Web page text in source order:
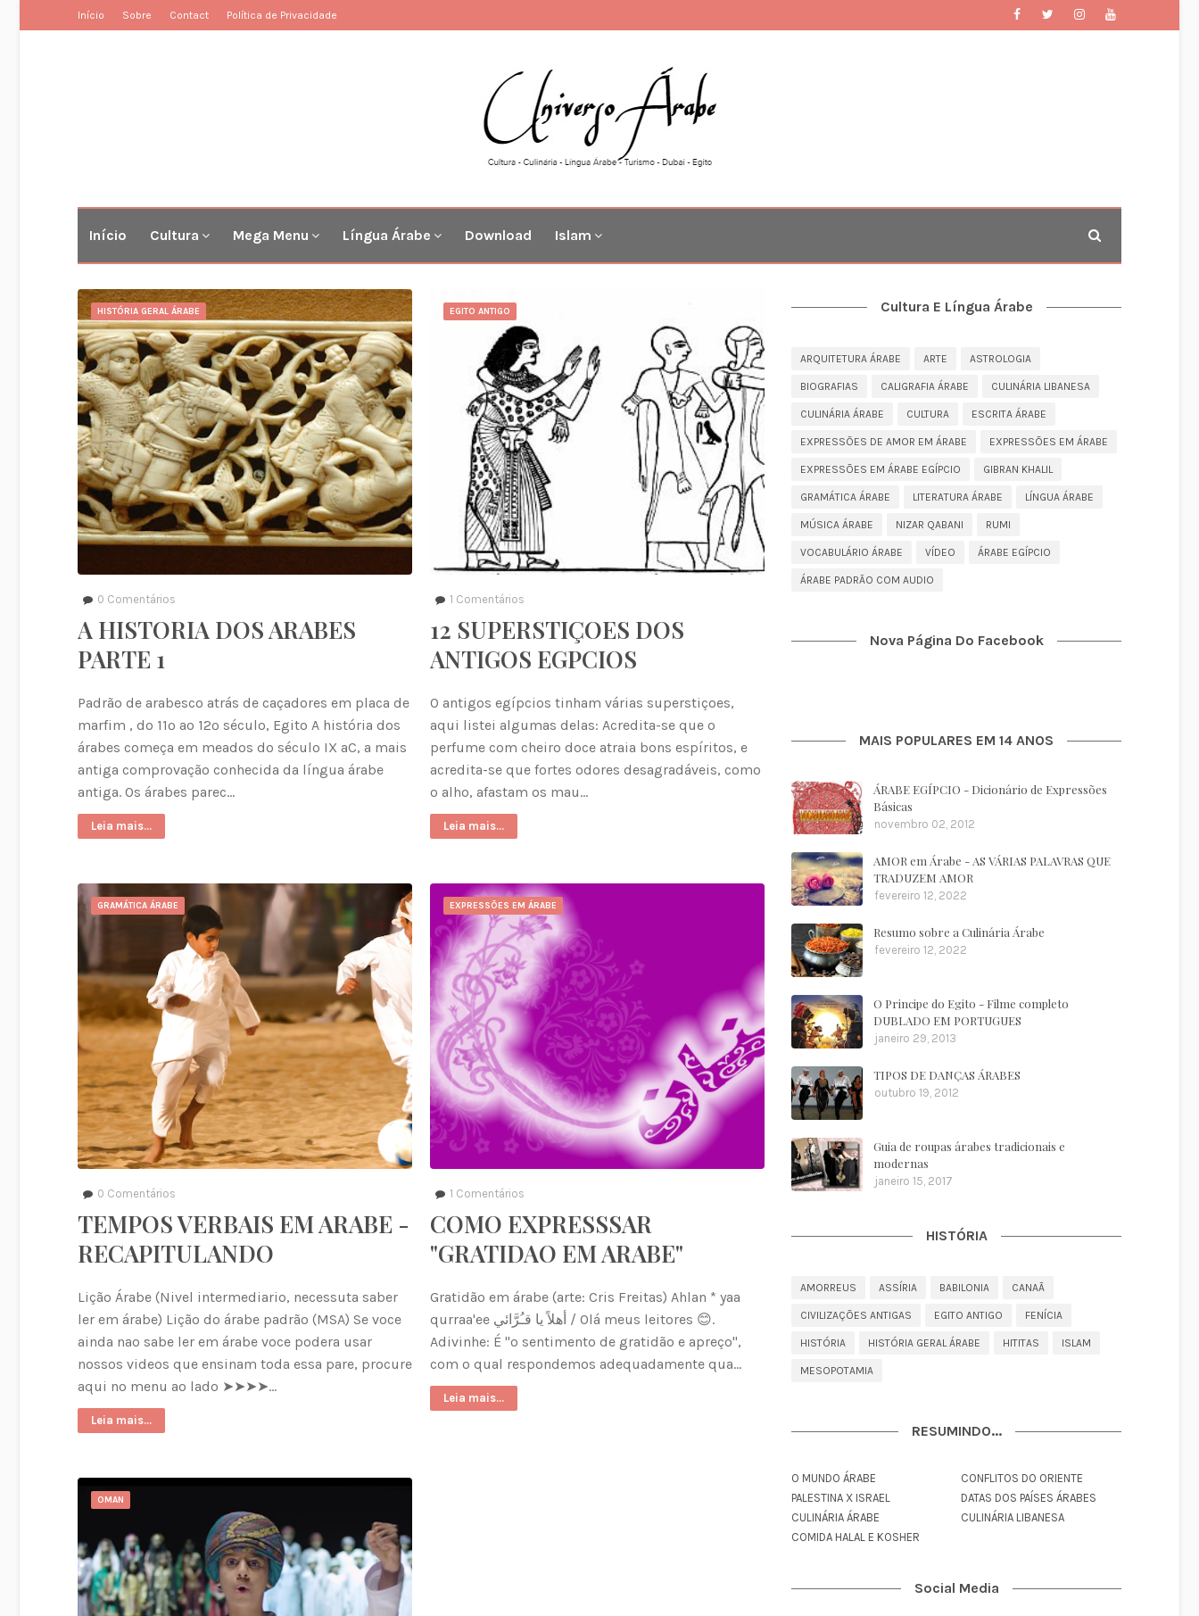
Início Sobre Contact Política de Privacidade
Início Cultura Mega Menu Língua Árabe Download Islam
HISTÓRIA GERAL ÁRABE
0 Comentários
A HISTORIA DOS ARABES
PARTE 1
Padrão de arabesco atrás de caçadores em placa de
marfim , do 11º ao 12º século, Egito A história dos
árabes começa em meados do século IX aC, a mais
antiga comprovação conhecida da língua árabe
antiga. Os árabes parec…
Leia mais...
EGITO ANTIGO
1 Comentários
12 SUPERSTIÇOES DOS
ANTIGOS EGPCIOS
O antigos egípcios tinham várias superstiçoes,
aqui listei algumas delas: Acredita-se que o
perfume com cheiro doce atraia bons espíritos, e
acredita-se que fortes odores desagradáveis, como
o alho, afastam os mau…
Leia mais...
GRAMÁTICA ÁRABE
0 Comentários
TEMPOS VERBAIS EM ARABE -
RECAPITULANDO
Lição Árabe (Nivel intermediario, necessuta saber
ler em árabe) Lição do árabe padrão (MSA) Se voce
ainda nao sabe ler em árabe voce podera usar
nossos videos que ensinam toda essa pare, procure
aqui no menu ao lado ➤➤➤➤…
Leia mais...
EXPRESSÕES EM ÁRABE
1 Comentários
COMO EXPRESSSAR
"GRATIDAO EM ARABE"
Gratidão em árabe (arte: Cris Freitas) Ahlan * yaa
qurraa'ee أهلاً يا قـُرَّائي / Olá meus leitores 😊.
Adivinhe: É "o sentimento de gratidão e apreço",
com o qual respondemos adequadamente qua…
Leia mais...
OMAN
Cultura E Língua Árabe
ARQUITETURA ÁRABE ARTE ASTROLOGIA
BIOGRAFIAS CALIGRAFIA ÁRABE CULINÁRIA LIBANESA
CULINÁRIA ÁRABE CULTURA ESCRITA ÁRABE
EXPRESSÕES DE AMOR EM ÁRABE EXPRESSÕES EM ÁRABE
EXPRESSÕES EM ÁRABE EGÍPCIO GIBRAN KHALIL
GRAMÁTICA ÁRABE LITERATURA ÁRABE LÍNGUA ÁRABE
MÚSICA ÁRABE NIZAR QABANI RUMI
VOCABULÁRIO ÁRABE VÍDEO ÁRABE EGÍPCIO
ÁRABE PADRÃO COM AUDIO
Nova Página Do Facebook
MAIS POPULARES EM 14 ANOS
ÁRABE EGÍPCIO - Dicionário de Expressões
Básicas
novembro 02, 2012
AMOR em Árabe - AS VÁRIAS PALAVRAS QUE
TRADUZEM AMOR
fevereiro 12, 2022
Resumo sobre a Culinária Árabe
fevereiro 12, 2022
O Principe do Egito - Filme completo
DUBLADO EM PORTUGUES
janeiro 29, 2013
TIPOS DE DANÇAS ÁRABES
outubro 19, 2012
Guia de roupas árabes tradicionais e
modernas
janeiro 15, 2017
HISTÓRIA
AMORREUS ASSÍRIA BABILONIA CANAÃ
CIVILIZAÇÕES ANTIGAS EGITO ANTIGO FENÍCIA
HISTÓRIA HISTÓRIA GERAL ÁRABE HITITAS ISLAM
MESOPOTAMIA
RESUMINDO...
O MUNDO ÁRABE
CONFLITOS DO ORIENTE
PALESTINA X ISRAEL
DATAS DOS PAÍSES ÁRABES
CULINÁRIA ÁRABE
CULINÁRIA LIBANESA
COMIDA HALAL E KOSHER
Social Media